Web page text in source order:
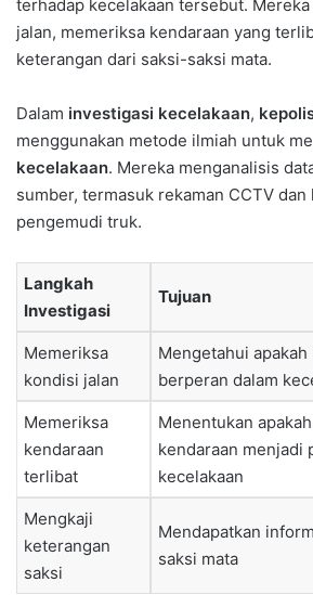
terhadap kecelakaan tersebut.
jalan, memeriksa kendaraan yang
keterangan dari saksi-saksi mata.
Dalam investigasi kecelakaan,
menggunakan metode ilmiah untuk
kecelakaan. Mereka menganalisis
sumber, termasuk rekaman CCTV dan
pengemudi truk.
Langkah
Investigasi
Tujuan
Memeriksa
kondisi jalan
Mengetahui
berperan dalam
Memeriksa
kendaraan
terlibat
Menentukan
kendaraan menjadi
kecelakaan
Mengkaji
keterangan
saksi
Mendapatkan
saksi mata